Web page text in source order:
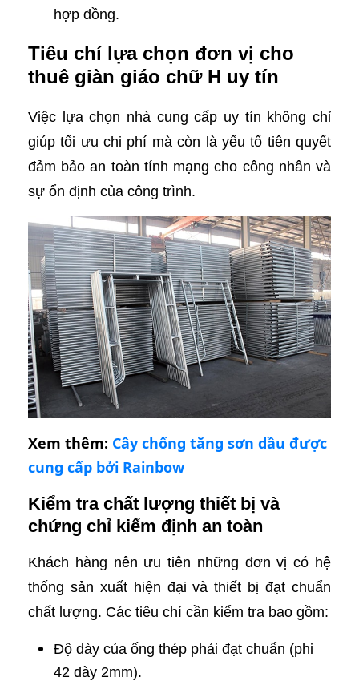
hợp đồng.
Tiêu chí lựa chọn đơn vị cho
thuê giàn giáo chữ H uy tín
Việc lựa chọn nhà cung cấp uy tín không chỉ
giúp tối ưu chi phí mà còn là yếu tố tiên quyết
đảm bảo an toàn tính mạng cho công nhân và
sự ổn định của công trình.
Xem thêm: Cây chống tăng sơn dầu được
cung cấp bởi Rainbow
Kiểm tra chất lượng thiết bị và
chứng chỉ kiểm định an toàn
Khách hàng nên ưu tiên những đơn vị có hệ
thống sản xuất hiện đại và thiết bị đạt chuẩn
chất lượng. Các tiêu chí cần kiểm tra bao gồm:
Độ dày của ống thép phải đạt chuẩn (phi
42 dày 2mm).